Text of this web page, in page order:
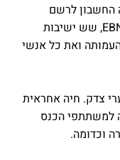
החשבון לרשם
העמותות. רישום פרוטוקולי ישיבות ה EBN, שש ישיבות
ואת כל אנשי
צדק. חיה אחראית
למשתתפי הכנס
וכדומה.